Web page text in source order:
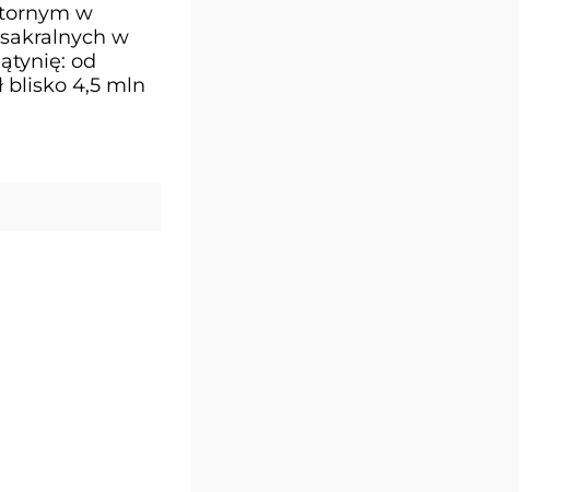
w
w
od
blisko 4,5 mln